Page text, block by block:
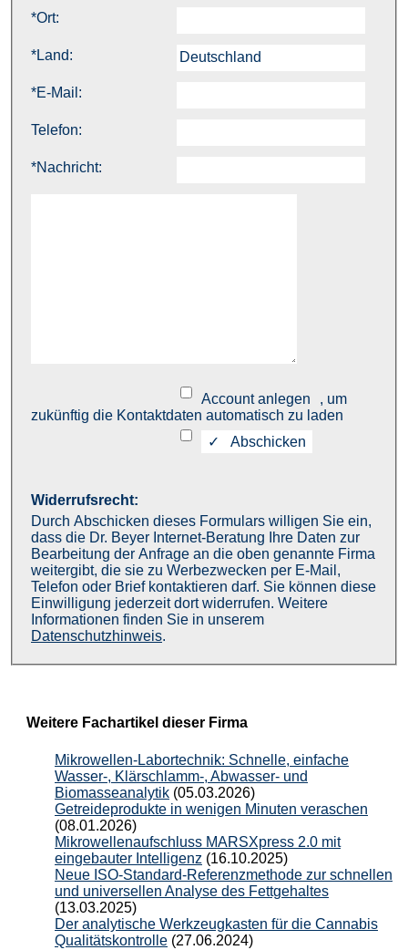
*Ort:
*Land:
*E-Mail:
Telefon:
*Nachricht:
Account anlegen
, um
zukünftig die Kontaktdaten automatisch zu laden
Widerrufsrecht:
Durch Abschicken dieses Formulars willigen Sie ein,
dass die Dr. Beyer Internet-Beratung Ihre Daten zur
Bearbeitung der Anfrage an die oben genannte Firma
weitergibt, die sie zu Werbezwecken per E-Mail,
Telefon oder Brief kontaktieren darf. Sie können diese
Einwilligung jederzeit dort widerrufen. Weitere
Informationen finden Sie in unserem
Datenschutzhinweis.
Weitere Fachartikel dieser Firma
Mikrowellen-Labortechnik: Schnelle, einfache
Wasser-, Klärschlamm-, Abwasser- und
Biomasseanalytik (05.03.2026)
Getreideprodukte in wenigen Minuten veraschen
(08.01.2026)
Mikrowellenaufschluss MARSXpress 2.0 mit
eingebauter Intelligenz (16.10.2025)
Neue ISO-Standard-Referenzmethode zur schnellen
und universellen Analyse des Fettgehaltes
(13.03.2025)
Der analytische Werkzeugkasten für die Cannabis
Qualitätskontrolle (27.06.2024)